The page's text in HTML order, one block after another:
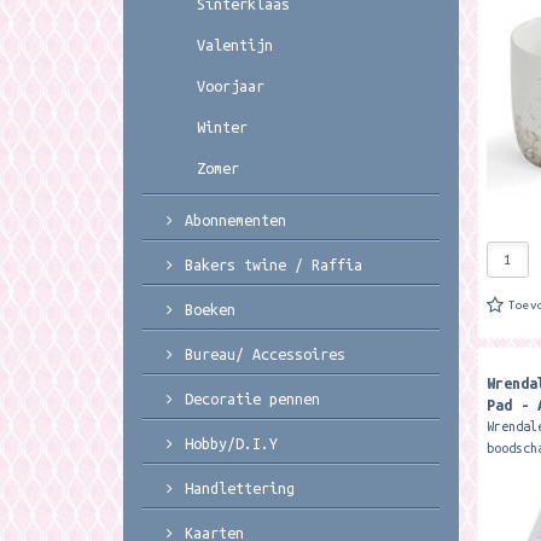
ml.
Pad -
voor
ca. 21
Sinterklaas
Valentijn
Voorjaar
Winter
Zomer
Abonnementen
Bakers twine / Raffia
Boeken
Bureau/ Accessoires
Decoratie pennen
Hobby/D.I.Y
Handlettering
Kaarten